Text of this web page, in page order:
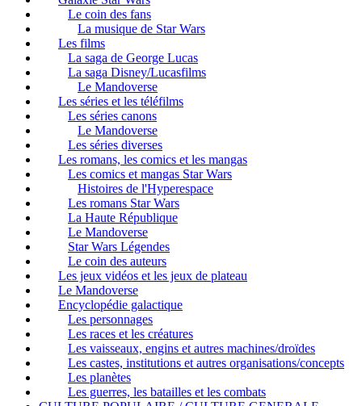
Le coin des fans
La musique de Star Wars
Les films
La saga de George Lucas
La saga Disney/Lucasfilms
Le Mandoverse
Les séries et les téléfilms
Les séries canons
Le Mandoverse
Les séries diverses
Les romans, les comics et les mangas
Les comics et mangas Star Wars
Histoires de l'Hyperespace
Les romans Star Wars
La Haute République
Le Mandoverse
Star Wars Légendes
Le coin des auteurs
Les jeux vidéos et les jeux de plateau
Le Mandoverse
Encyclopédie galactique
Les personnages
Les races et les créatures
Les vaisseaux, engins et autres machines/droïdes
Les castes, institutions et autres organisations/concepts
Les planètes
Les guerres, les batailles et les combats